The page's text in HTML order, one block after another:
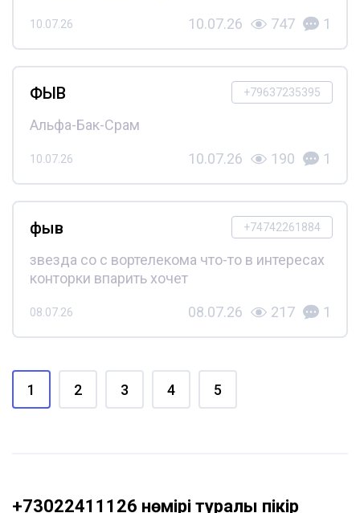
10.07.26 10.07.26 747 1
+79637235395
ФЫВ
Альфа-Бак-Срам
10.07.26 10.07.26 190 1
+74742261884
фыв
звезда со с вортелекома что-то в интересах
конторки впарить хочет
08.07.26 08.07.26 217 1
1 2 3 4 5
+73022411126 нөмірі туралы пікір